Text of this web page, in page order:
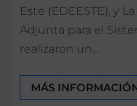
Este (EDEESTE), y
Adjunta para el
realizaron un…
MÁS